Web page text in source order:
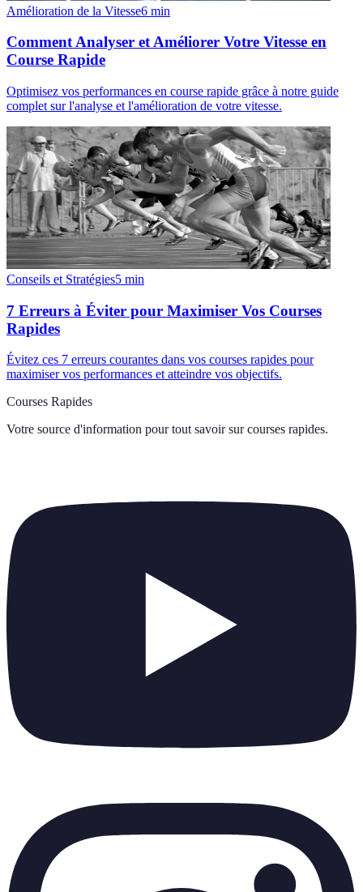
Amélioration de la Vitesse6 min
Comment Analyser et Améliorer Votre Vitesse en
Course Rapide
Optimisez vos performances en course rapide grâce à notre guide
complet sur l'analyse et l'amélioration de votre vitesse.
Conseils et Stratégies5 min
7 Erreurs à Éviter pour Maximiser Vos Courses
Rapides
Évitez ces 7 erreurs courantes dans vos courses rapides pour
maximiser vos performances et atteindre vos objectifs.
Courses Rapides
Votre source d'information pour tout savoir sur courses rapides.